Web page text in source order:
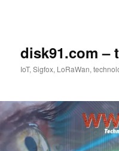
disk91.com –
IoT, Sigfox, LoRaWan,